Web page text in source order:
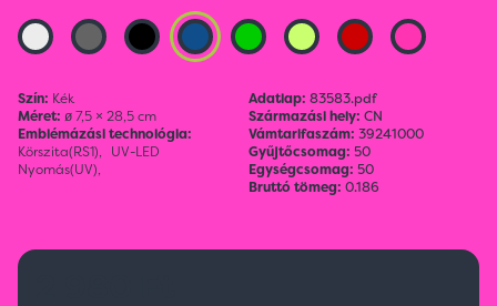
Szín: Kék
Méret: ø 7,5 × 28,5 cm
Emblémázási technológia:
Körszita(RS1), UV-LED
Nyomás(UV),
Adatlap: 83583.pdf
Származási hely: CN
Vámtarifaszám: 39241000
Gyűjtőcsomag: 50
Egységcsomag: 50
Bruttó tömeg: 0.186